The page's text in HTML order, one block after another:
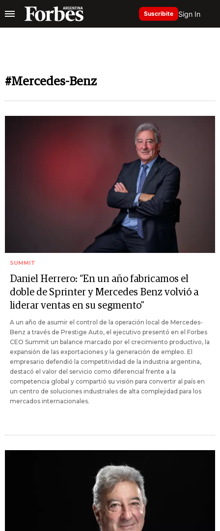
Suscribite Sign In
#Mercedes-Benz
SUMMIT
Daniel Herrero: “En un año fabricamos el
doble de Sprinter y Mercedes Benz volvió a
liderar ventas en su segmento”
A un año de asumir el control de la operación local de Mercedes-
Benz a través de Prestige Auto, el ejecutivo presentó en el Forbes
CEO Summit un balance marcado por el crecimiento productivo, la
expansión de las exportaciones y la generación de empleo. El
empresario defendió la competitividad de la industria argentina,
destacó el valor del servicio como diferencial frente a la
competencia global y compartió su visión para convertir al país en
un centro de soluciones industriales de alta complejidad para los
mercados internacionales.